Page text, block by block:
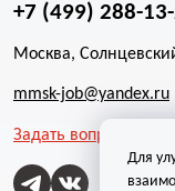
+7 (499) 288-
Москва,
mmsk-job@yandex.ru
Задать вопрос
Для